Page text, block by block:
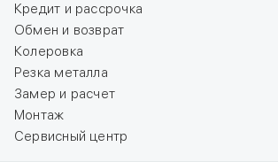
Кредит и рассрочка
Обмен и возврат
Колеровка
Резка металла
Замер и расчет
Монтаж
Сервисный центр